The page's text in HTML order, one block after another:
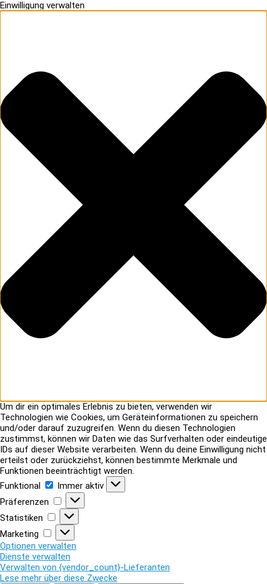
Einwilligung verwalten
Um dir ein optimales Erlebnis zu bieten, verwenden wir
Technologien wie Cookies, um Geräteinformationen zu speichern
und/oder darauf zuzugreifen. Wenn du diesen Technologien
zustimmst, können wir Daten wie das Surfverhalten oder eindeutige
IDs auf dieser Website verarbeiten. Wenn du deine Einwilligung nicht
erteilst oder zurückziehst, können bestimmte Merkmale und
Funktionen beeinträchtigt werden.
Funktional
Funktional
Immer aktiv
Präferenzen
Präferenzen
Statistiken
Statistiken
Marketing
Marketing
Optionen verwalten
Dienste verwalten
Verwalten von {vendor_count}-Lieferanten
Lese mehr über diese Zwecke